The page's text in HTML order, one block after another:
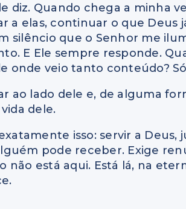
diz. Quando chega a minha
a elas, continuar o que Deus
silêncio que o Senhor me
E Ele sempre responde.
onde veio tanto conteúdo?
ao lado dele e, de alguma
dele.
isso: servir a
pode receber. Exige
não está aqui. Está lá, na